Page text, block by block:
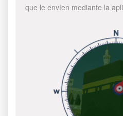
que le envíen mediante la